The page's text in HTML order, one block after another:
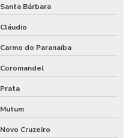
Santa Bárbara
Cláudio
Carmo do Paranaíba
Coromandel
Prata
Mutum
Novo Cruzeiro